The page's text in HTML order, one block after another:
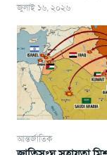
জুলাই ১৬, ২০২৬
আন্তর্জাতিক